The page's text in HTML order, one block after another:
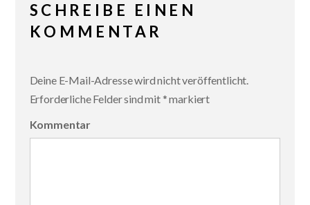
SCHREIBE EINEN
KOMMENTAR
Deine E-Mail-Adresse wird nicht veröffentlicht.
Erforderliche Felder sind mit *markiert
Kommentar